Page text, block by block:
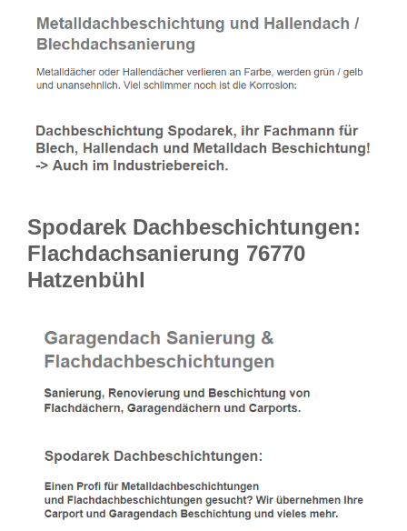
Spodarek Dachbeschichtungen:
Flachdachsanierung 76770
Hatzenbühl